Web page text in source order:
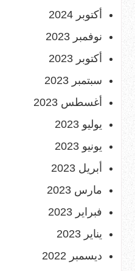
أكتوبر 2024
نوفمبر 2023
أكتوبر 2023
سبتمبر 2023
أغسطس 2023
يوليو 2023
يونيو 2023
أبريل 2023
مارس 2023
فبراير 2023
يناير 2023
ديسمبر 2022